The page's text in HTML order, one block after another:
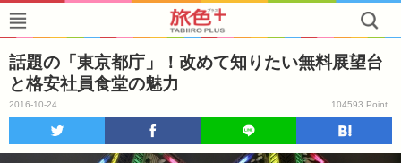
話題の「東京都庁」！改めて知りたい無料展望台
と格安社員食堂の魅力
2016-10-24 104593 Point